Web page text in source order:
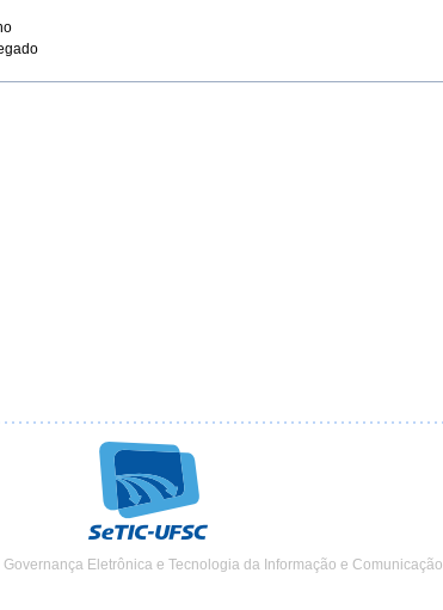
Eletrônica e Tecnologia da Informação e Comunicação